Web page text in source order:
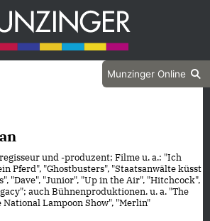
Munzinger Online
und -produzent; Filme u. a.: "Ich
Pferd", "Ghostbusters", "Staatsanwälte küsst
"Dave", "Junior", "Up in the Air", "Hitchcock",
auch Bühnenproduktionen. u. a. "The
National Lampoon Show", "Merlin"